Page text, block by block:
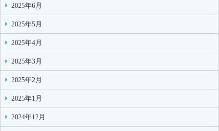
2025年6月
2025年5月
2025年4月
2025年3月
2025年2月
2025年1月
2024年12月